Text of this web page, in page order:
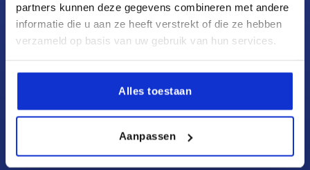
partners kunnen deze gegevens combineren met andere
informatie die u aan ze heeft verstrekt of die ze hebben
verzameld op basis van uw gebruik van hun services.
Alles toestaan
Aanpassen
KIPP NEDERLAND BV
Willem Dreeslaan 251
2729 NE Zoetermeer